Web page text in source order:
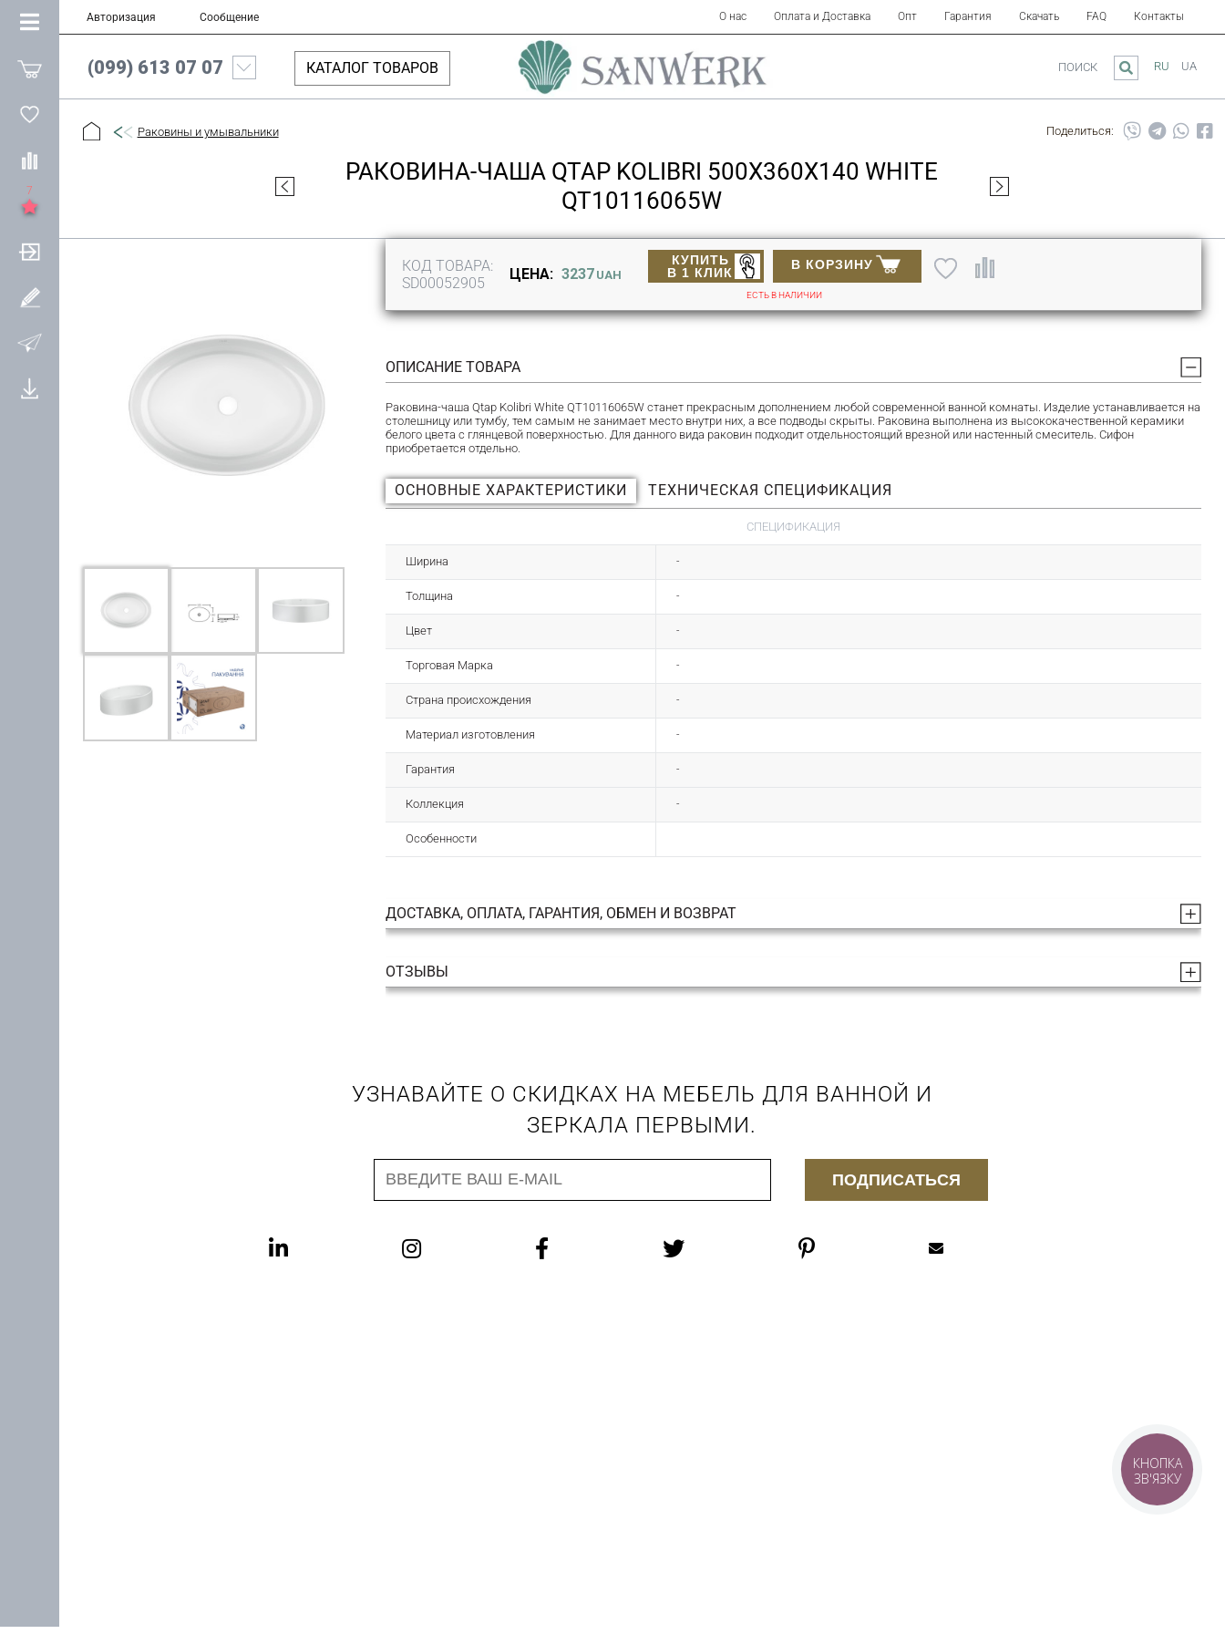
7
Авторизация Сообщение О нас Оплата и Доставка Опт Гарантия Скачать FAQ Контакты
КАТАЛОГ ТОВАРОВ
(099) 613 07 07 RU UA
ПОИСК
Раковины и умывальники Поделиться:
РАКОВИНА-ЧАША QTAP KOLIBRI 500X360X140 WHITE
QT10116065W
КОД ТОВАРА:
SD00052905
ЦЕНА: 3237 UAH
В КОРЗИНУ
КУПИТЬ
В 1 КЛИК
ЕСТЬ В НАЛИЧИИ
ОПИСАНИЕ ТОВАРА
Раковина-чаша Qtap Kolibri White QT10116065W станет прекрасным дополнением любой современной ванной комнаты. Изделие устанавливается на
столешницу или тумбу, тем самым не занимает место внутри них, а все подводы скрыты. Раковина выполнена из высококачественной керамики
белого цвета с глянцевой поверхностью. Для данного вида раковин подходит отдельностоящий врезной или настенный смеситель. Сифон
приобретается отдельно.
ОСНОВНЫЕ ХАРАКТЕРИСТИКИ ТЕХНИЧЕСКАЯ СПЕЦИФИКАЦИЯ
СПЕЦИФИКАЦИЯ
Ширина -
Толщина -
Цвет -
Торговая Марка -
Страна происхождения -
Материал изготовления -
Гарантия -
Коллекция -
Особенности
ДОСТАВКА, ОПЛАТА, ГАРАНТИЯ, ОБМЕН И ВОЗВРАТ
ОТЗЫВЫ
УЗНАВАЙТЕ О СКИДКАХ НА МЕБЕЛЬ ДЛЯ ВАННОЙ И
ЗЕРКАЛА ПЕРВЫМИ.
ПОДПИСАТЬСЯ
КНОПКА
ЗВ'ЯЗКУ